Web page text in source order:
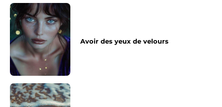
Avoir des yeux de velours